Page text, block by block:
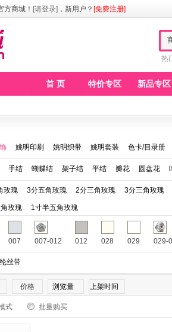
方商城！ [请登录] ，新用户？ [免费注册]
热
首 页 特价专区 新品专区
姚明印刷 姚明织带 姚明套装 色卡/目录册
手结 蝴蝶结 架子结 平结 瓣花 圆盘花
玫瑰 3分五角玫瑰 2分三角玫瑰 3分三角玫瑰
玫瑰 1寸半五角玫瑰
007 007-012 012 028 029 029-
1133 117 123 123-153 123-156
175 175印029
丝带
价格 浏览量 上架时间
式 批量购买